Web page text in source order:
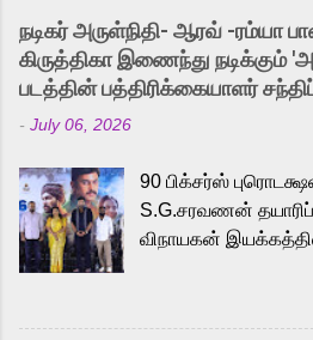
into the world of
released Tamil
strong excitement
Adding to the
to the iconic
memorable songs
Raavan, “Oru
loved for his
command over
நடிகர் அருள்நிதி- ஆரவ் -ரம்யா
கிருத்திகா இணைந்து நடிக்கும்
படத்தின் பத்திரிக்கையாளர்
- July 06, 2026
90 பிக்சர்ஸ்
S.G.சரவணன்
விநாயகன் இயக்கத்தில்
முக்கிய வேடத்தில்
'அருள்வான்'